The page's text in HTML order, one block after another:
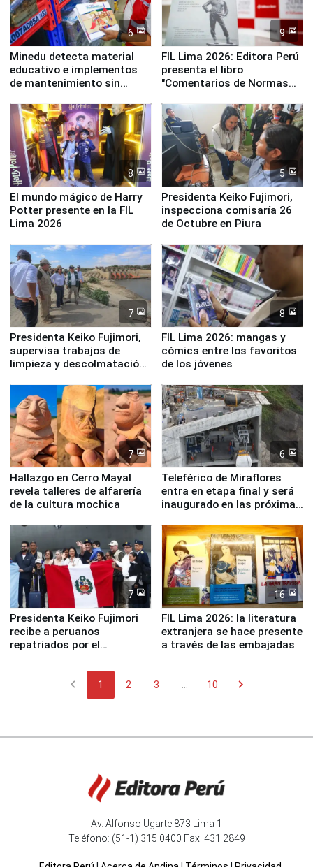
6
Minedu detecta material
educativo e implementos
de mantenimiento sin
la UGEL 2
9
FIL Lima 2026: Editora Perú
presenta el libro
"Comentarios de Normas
Derecho Colectivo"
8
El mundo mágico de Harry
Potter presente en la FIL
Lima 2026
5
Presidenta Keiko Fujimori,
inspecciona comisaría 26
de Octubre en Piura
7
Presidenta Keiko Fujimori,
supervisa trabajos de
limpieza y descolmatación
8
FIL Lima 2026: mangas y
cómics entre los favoritos
de los jóvenes
7
Hallazgo en Cerro Mayal
revela talleres de alfarería
de la cultura mochica
6
Teleférico de Miraflores
entra en etapa final y será
inaugurado en las próximas
7
Presidenta Keiko Fujimori
recibe a peruanos
repatriados por el
16
FIL Lima 2026: la literatura
extranjera se hace presente
a través de las embajadas
chevron_left 1 2 3 10 chevron_right
Av. Alfonso Ugarte 873 Lima 1
Teléfono: (51-1) 315 0400 Fax: 431 2849